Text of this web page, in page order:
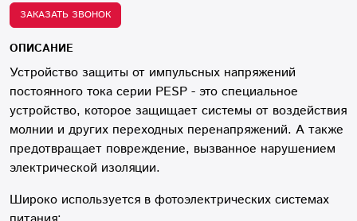
ЗАКАЗАТЬ ЗВОНОК
ОПИСАНИЕ
Устройство защиты от импульсных напряжений
постоянного тока серии PESP - это специальное
устройство, которое защищает системы от воздействия
молнии и других переходных перенапряжений. А также
предотвращает повреждение, вызванное нарушением
электрической изоляции.
Широко используется в фотоэлектрических системах